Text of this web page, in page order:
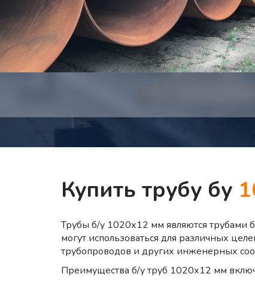
Купить трубу бу
Трубы б/у 1020х12 мм являются трубами
могут использоваться для различных
трубопроводов и других инженерных
Преимущества б/у труб 1020х12 мм